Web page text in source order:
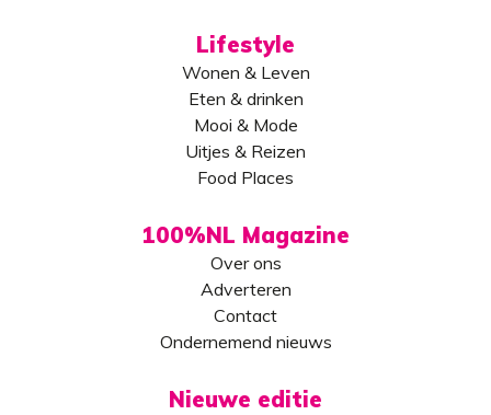
Lifestyle
Wonen & Leven
Eten & drinken
Mooi & Mode
Uitjes & Reizen
Food Places
100%NL Magazine
Over ons
Adverteren
Contact
Ondernemend nieuws
Nieuwe editie